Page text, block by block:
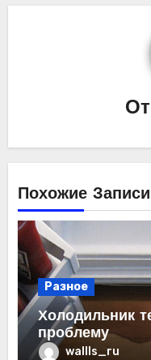
От
Похожие Записи
Разное
Холодильник
проблему
wallls_ru